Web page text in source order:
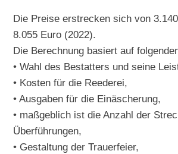
Die Preise erstrecken sich von
8.055 Euro (2022).
Die Berechnung basiert auf
• Wahl des Bestatters und seine
• Kosten für die Reederei,
• Ausgaben für die Einäscherung,
• maßgeblich ist die Anzahl der
Überführungen,
• Gestaltung der Trauerfeier,